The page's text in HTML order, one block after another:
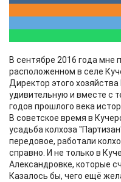
В сентябре 2016 года
расположенном в селе
Директор этого
удивительную и вместе с
годов прошлого века
В советское время в
усадьба колхоза
передовое, работали
справно. И не только в
Александровке, которые
Казалось бы, чего ещё